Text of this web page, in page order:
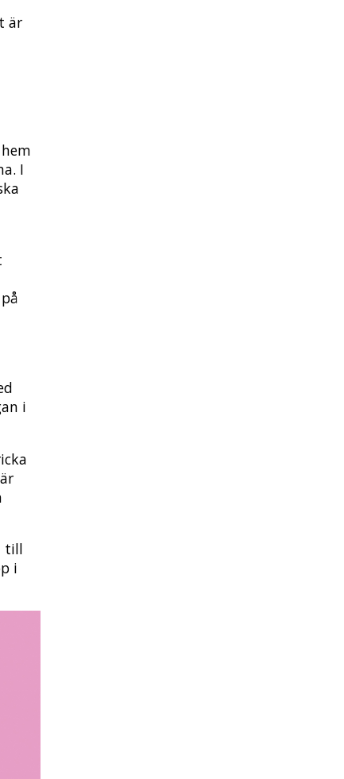
är
I
i
till
i